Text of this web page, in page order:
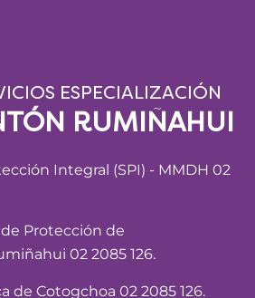
ESPECIALIZACIÓN
RUMIÑAHUI
Integral (SPI) - MMDH 02
Protección de
02 2085 126.
de Cotogchoa 02 2085 126.